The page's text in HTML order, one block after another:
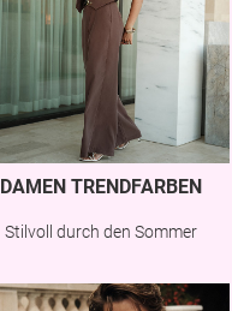
DAMEN TRENDFARBEN
Stilvoll durch den Sommer